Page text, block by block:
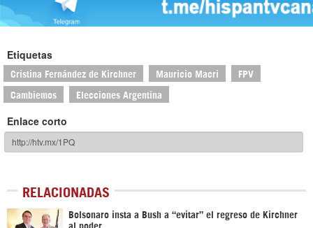
Etiquetas
Cristina Fernández de Kirchner Mauricio Macri FPV
Cambiemos Elecciones Argentina
Enlace corto
RELACIONADAS
Bolsonaro insta a Bush a “evitar” el regreso de Kirchner
al poder